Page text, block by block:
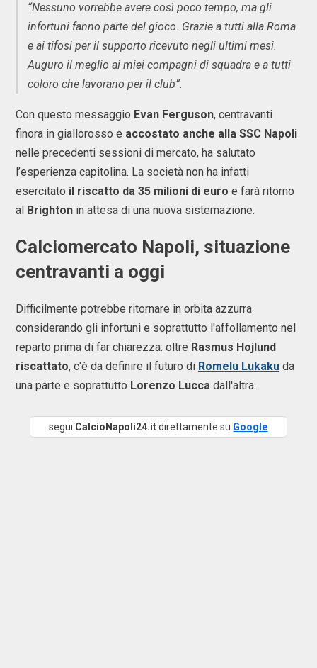
“Nessuno vorrebbe avere così poco tempo, ma gli
infortuni fanno parte del gioco. Grazie a tutti alla Roma
e ai tifosi per il supporto ricevuto negli ultimi mesi.
Auguro il meglio ai miei compagni di squadra e a tutti
coloro che lavorano per il club”.
Con questo messaggio Evan Ferguson, centravanti
finora in giallorosso e accostato anche alla SSC Napoli
nelle precedenti sessioni di mercato, ha salutato
l’esperienza capitolina. La società non ha infatti
esercitato il riscatto da 35 milioni di euro e farà ritorno
al Brighton in attesa di una nuova sistemazione.
Calciomercato Napoli, situazione
centravanti a oggi
Difficilmente potrebbe ritornare in orbita azzurra
considerando gli infortuni e soprattutto l'affollamento nel
reparto prima di far chiarezza: oltre Rasmus Hojlund
riscattato, c'è da definire il futuro di Romelu Lukaku da
una parte e soprattutto Lorenzo Lucca dall'altra.
segui CalcioNapoli24.itdirettamente su Google